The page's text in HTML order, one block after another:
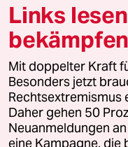
Mauerecho
Freie Rede
reingehen
Links
bekämpfen
Mit doppelter Kraft
Besonders jetzt
Rechtsextremismus
Daher gehen 50
Neuanmeldungen
eine Kampagne, die